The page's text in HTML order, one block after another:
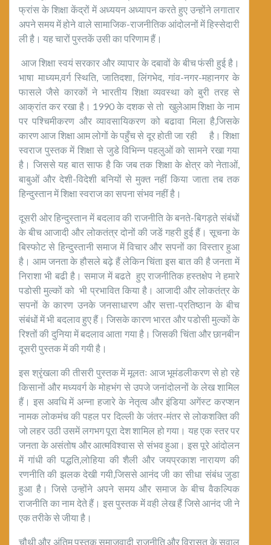
फ्रांस के शिक्षा केंद्रों में अध्ययन अध्यापन करते हुए उन्होंने लगातार
अपने समय में होने वाले सामाजिक-राजनीतिक आंदोलनों में हिस्सेदारी
ली है। यह चारों पुस्तकें उसी का परिणाम हैं।
आज शिक्षा स्वयं सरकार और व्यापार के दबावों के बीच फंसी हुई है।
भाषा माध्यम,वर्ग स्थिति, जातिदशा, लिंगभेद, गांव-नगर-महानगर के
फासले जैसे कारकों ने भारतीय शिक्षा व्यवस्था को बुरी तरह से
आक्रांत कर रखा है। 1990 के दशक से तो खुलेआम शिक्षा के नाम
पर पश्चिमीकरण और व्यावसायिकरण को बढावा मिला है,जिसके
कारण आज शिक्षा आम लोगों के पहुँच से दूर होती जा रही है। शिक्षा
स्वराज पुस्तक में शिक्षा से जुडे विभिन्न पहलुओं को सामने रखा गया
है। जिससे यह बात साफ है कि जब तक शिक्षा के क्षेत्र को नेताओं,
बाबुओं और देशी-विदेशी बनियों से मुक्त नहीं किया जाता तब तक
हिन्दुस्तान में शिक्षा स्वराज का सपना संभव नहीं है।
दूसरी ओर हिन्दुस्तान में बदलाव की राजनीति के बनते-बिगड़ते संबंधों
के बीच आजादी और लोकतंत्र दोनों की जडें गहरी हुई हैं। सूचना के
बिस्फोट से हिन्दुस्तानी समाज में विचार और सपनों का विस्तार हुआ
है। आम जनता के हौसले बढ़े हैं लेकिन चिंता इस बात की है जनता में
निराशा भी बढी है। समाज में बढते हुए राजनीतिक हस्तक्षेप ने हमारे
पडोसी मुल्कों को भी प्रभावित किया है। आजादी और लोकतंत्र के
सपनों के कारण उनके जनसाधारण और सत्ता-प्रतिष्ठान के बीच
संबंधों में भी बदलाव हुए हैं। जिसके कारण भारत और पडोसी मुल्कों के
रिश्तों की दुनिया में बदलाव आता गया है। जिसकी चिंता और छानबीन
दूसरी पुस्तक में की गयी है।
इस श्रृंखला की तीसरी पुस्तक में मूलतः आज भूमंडलीकरण से हो रहे
किसानों और मध्यवर्ग के मोहभंग से उपजे जनांदोलनों के लेख शामिल
हैं। इस अवधि में अन्ना हजारे के नेतृत्व और इंडिया अगेंस्ट करप्शन
नामक लोकमंच की पहल पर दिल्ली के जंतर-मंतर से लोकशक्ति की
जो लहर उठी उसमें लगभग पूरा देश शामिल हो गया। यह एक स्तर पर
जनता के असंतोष और आत्मविश्वास से संभव हुआ। इस पूरे आंदोलन
में गांधी की पद्धति,लोहिया की शैली और जयप्रकाश नारायण की
रणनीति की झलक देखी गयी,जिससे आनंद जी का सीधा संबंध जुडा
हुआ है। जिसे उन्होंने अपने समय और समाज के बीच वैकल्पिक
राजनीति का नाम देते हैं। इस पुस्तक में वही लेख हैं जिसे आनंद जी ने
एक तरीके से जीया है।
चौथी और अंतिम पुस्तक समाजवादी राजनीति और विरासत के सवाल